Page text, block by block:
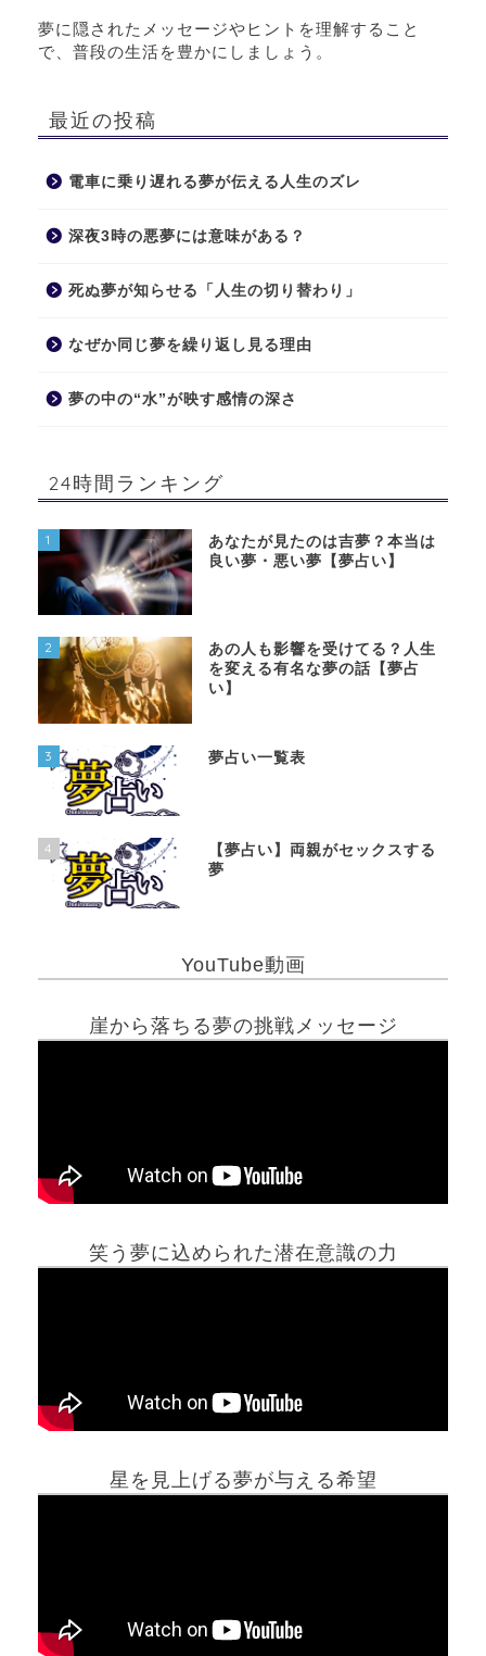
夢に隠されたメッセージやヒントを理解すること
で、普段の生活を豊かにしましょう。
最近の投稿
電車に乗り遅れる夢が伝える人生のズレ
深夜3時の悪夢には意味がある？
死ぬ夢が知らせる「人生の切り替わり」
なぜか同じ夢を繰り返し見る理由
夢の中の“水”が映す感情の深さ
24時間ランキング
1
あなたが見たのは吉夢？本当は
良い夢・悪い夢【夢占い】
2
あの人も影響を受けてる？人生
を変える有名な夢の話【夢占
い】
3 夢占い一覧表
4
【夢占い】両親がセックスする
夢
YouTube動画
崖から落ちる夢の挑戦メッセージ
笑う夢に込められた潜在意識の力
星を見上げる夢が与える希望
ホーム